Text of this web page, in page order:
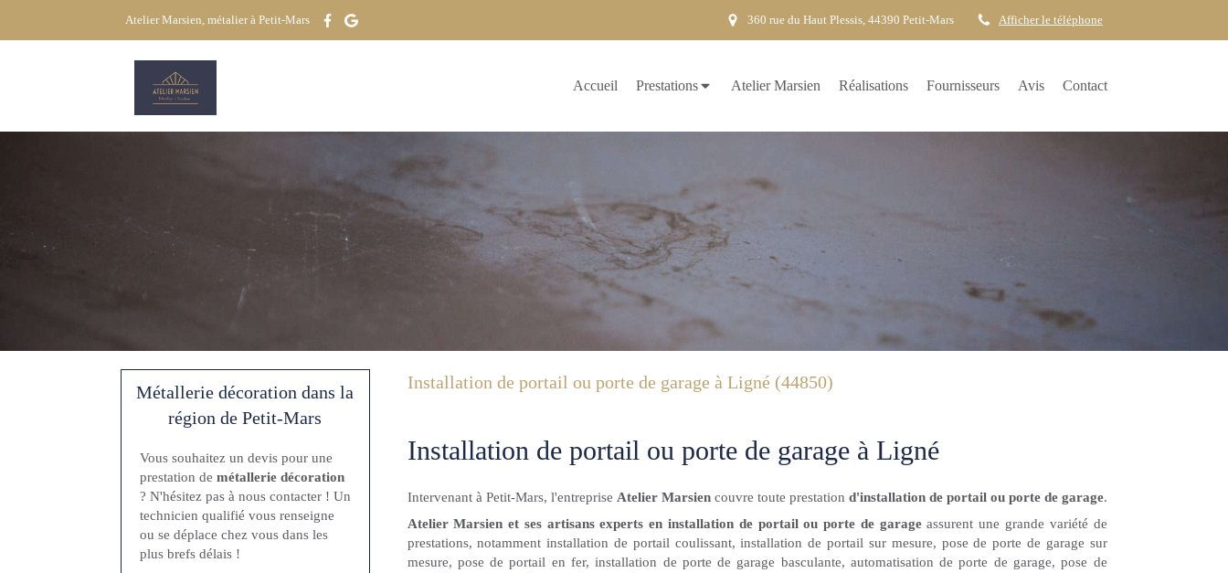
Atelier Marsien, métalier à Petit-Mars Afficher le téléphone
360 rue du Haut Plessis, 44390 Petit-Mars
Accueil Prestations Atelier Marsien Réalisations Fournisseurs Avis Contact
Installation de portail ou porte de garage à Ligné (44850)
Installation de portail ou porte de garage à Ligné
Intervenant à Petit-Mars, l'entreprise Atelier Marsiencouvre toute prestation d'installation de portail ou porte de garage.
Atelier Marsien et ses artisans experts en installation de portail ou porte de garageassurent une grande variété de
prestations, notamment installation de portail coulissant, installation de portail sur mesure, pose de porte de garage sur
mesure, pose de portail en fer, installation de porte de garage basculante, automatisation de porte de garage, pose de
Métallerie décoration dans la
région de Petit-Mars
Vous souhaitez un devis pour une
prestation de métallerie décoration
? N'hésitez pas à nous contacter ! Un
technicien qualifié vous renseigne
ou se déplace chez vous dans les
plus brefs délais !